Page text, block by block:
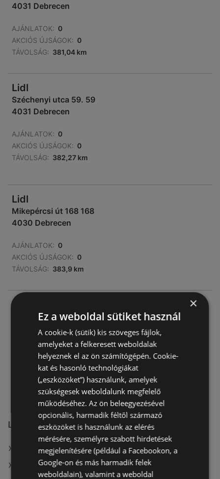
4031 Debrecen
AJÁNLATOK: 0
AKCIÓS ÚJSÁGOK: 0
TÁVOLSÁG: 381,04 km
Lidl
Széchenyi utca 59. 59
4031 Debrecen
AJÁNLATOK: 0
AKCIÓS ÚJSÁGOK: 0
TÁVOLSÁG: 382,27 km
Lidl
Mikepércsi út 168 168
4030 Debrecen
AJÁNLATOK: 0
AKCIÓS ÚJSÁGOK: 0
TÁVOLSÁG: 383,9 km
Lidl
Faraktár utca 58. 58
4034 Debrecen
AKCIÓS ÚJSÁGOK:
Lidl üzletek itt:
Lidl itt: Békéscsabai
Lidl itt: Szegedi
×
Ez a weboldal sütiket használ
A cookie-k (sütik) kis szöveges fájlok,
amelyeket a felkeresett weboldalak
helyeznek el az ön számítógépén. Cookie-
kat és hasonló technológiákat
(„eszközöket”) használunk, amelyek
szükségesek weboldalunk megfelelő
működéséhez. Az ön beleegyezésével
opcionális, harmadik féltől származó
eszközöket is használunk az elérés
mérésére, személyre szabott hirdetések
megjelenítésére (például a Facebookon, a
Google-on és más harmadik felek
weboldalain), valamint a weboldal